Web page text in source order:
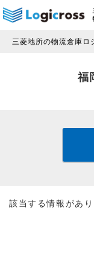
三菱地所の物流倉庫ロ
福
該当する情報があり